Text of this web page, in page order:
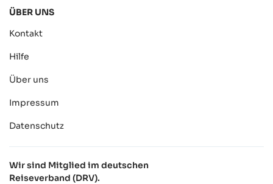
ÜBER UNS
Kontakt
Hilfe
Über uns
Impressum
Datenschutz
Wir sind Mitglied im deutschen
Reiseverband (DRV).